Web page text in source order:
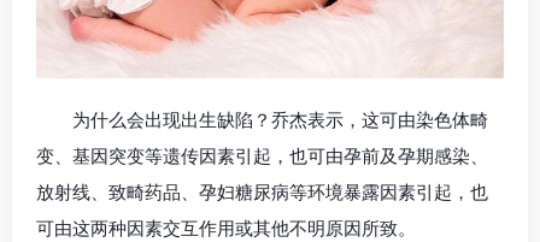
为什么会出现出生缺陷？乔杰表示，这可由染色体畸
变、基因突变等遗传因素引起，也可由孕前及孕期感染、
放射线、致畸药品、孕妇糖尿病等环境暴露因素引起，也
可由这两种因素交互作用或其他不明原因所致。